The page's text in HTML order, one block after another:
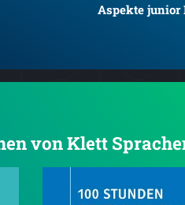
Aspekte junior
von Klett